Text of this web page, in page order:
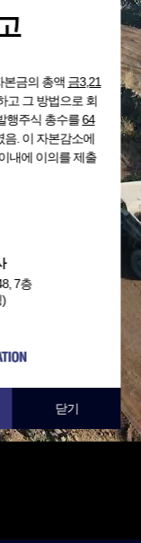
본금의 총액 금3,21
고 그 방법으로 회
행주식 총수를64
음. 이 자본감소에
내에 이의를 제출
7층
닫기